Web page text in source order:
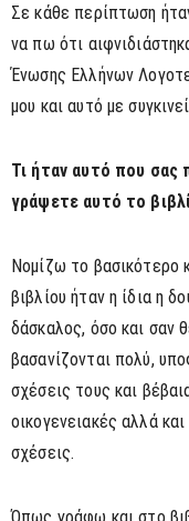
Σε κάθε περίπτωση
να πω ότι
Ένωσης Ελλήνων
μου και αυτό με
Τι ήταν αυτό που σας
γράψετε αυτό το
Νομίζω το βασικότερο
βιβλίου ήταν η ίδια η
δάσκαλος, όσο και σαν
βασανίζονται πολύ,
σχέσεις τους και
οικογενειακές αλλά
σχέσεις.